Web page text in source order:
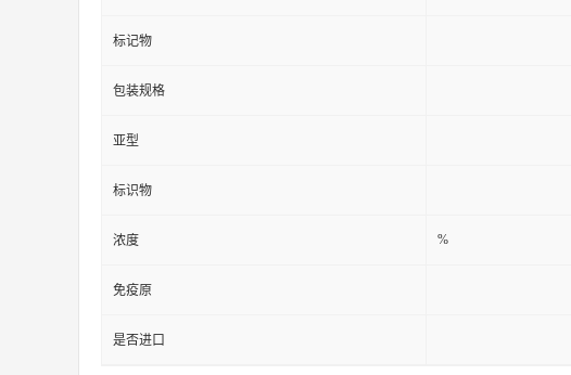
标记物
包装规格
亚型
标识物
浓度 %
免疫原
是否进口